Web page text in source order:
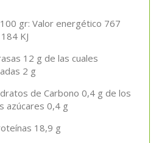
gr: Valor energético 767
KJ
12 g de las cuales
2 g
de Carbono 0,4 g de los
azúcares 0,4 g
18,9 g